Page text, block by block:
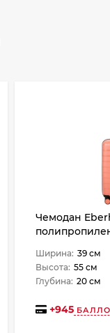
Чемодан
Ширина: 39 см
Высота: 55 см
Глубина: 20 см
+945